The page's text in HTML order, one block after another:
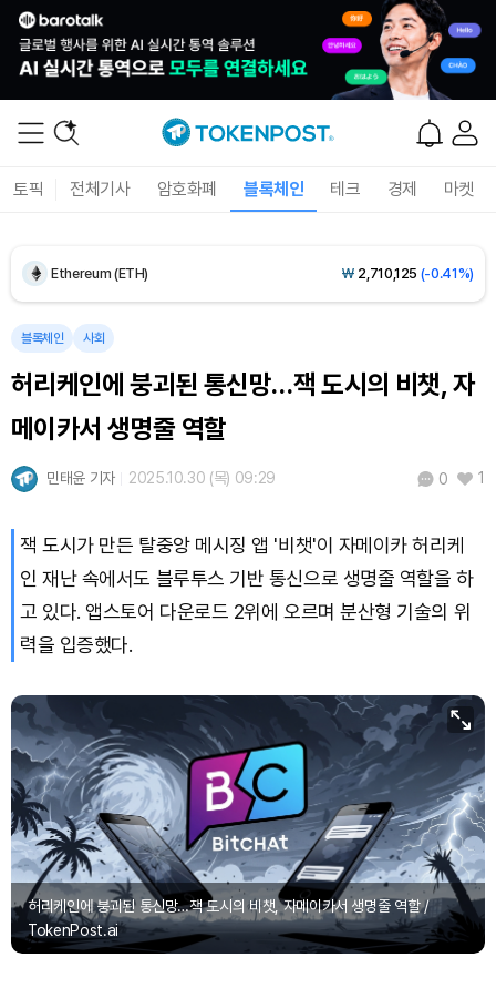
토픽 전체기사 암호화폐 블록체인 테크 경제 마켓
Ethereum (ETH) ₩ 2,710,125 (-0.41%)
Tether USDt (USDT)
BNB (BNB) ₩ 843,712(-0.67%)
USDC (USDC)
Solana (SOL) ₩103,471(-2.00%)
TRON (TRX) ₩465.6(-0.10%)
Dogecoin (DOGE) ₩ 98.44(-1.38%)
Bitcoin (BTC) ₩91,585,145 (-0.58%)
블록체인 사회
허리케인에 붕괴된 통신망…잭 도시의 비챗, 자
메이카서 생명줄 역할
민태윤 기자 2025.10.30 (목) 09:29 0 1
잭 도시가 만든 탈중앙 메시징 앱 '비챗'이 자메이카 허리케
인 재난 속에서도 블루투스 기반 통신으로 생명줄 역할을 하
고 있다. 앱스토어 다운로드 2위에 오르며 분산형 기술의 위
력을 입증했다.
허리케인에 붕괴된 통신망…잭 도시의 비챗, 자메이카서 생명줄 역할 /
TokenPost.ai